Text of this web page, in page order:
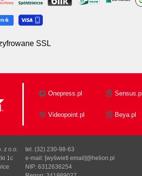
SSL
Onepress.pl Sensus.pl
Videopoint.pl Beya.pl
z o.o.
1c
tel. (32) 230-98-63
e-mail: [wyświetl email]@helion.pl
NIP: 6312636254